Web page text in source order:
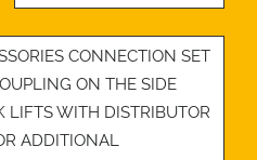
CONNECTION SET
ON THE SIDE
LIFTS WITH DISTRIBUTOR
ADDITIONAL